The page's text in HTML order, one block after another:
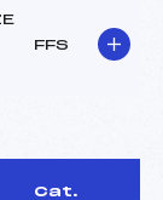
FFS
Cat.